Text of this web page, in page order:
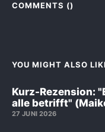
COMMENTS ()
YOU MIGHT ALSO
Kurz-Rezension:
alle betrifft"
27 JUNI 2026